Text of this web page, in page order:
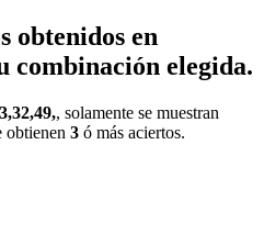
obtenidos en
combinación elegida.
, solamente se muestran
obtienen 3 ó más aciertos.